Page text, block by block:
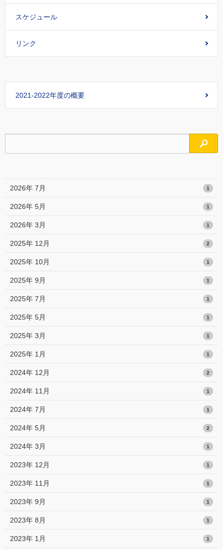
スケジュール
リンク
2021-2022年度の概要
検索
2026年 7月 1
2026年 5月 1
2026年 3月 1
2025年 12月 2
2025年 10月 1
2025年 9月 1
2025年 7月 1
2025年 5月 1
2025年 3月 1
2025年 1月 1
2024年 12月 2
2024年 11月 1
2024年 7月 1
2024年 5月 2
2024年 3月 1
2023年 12月 1
2023年 11月 1
2023年 9月 1
2023年 8月 1
2023年 1月 1